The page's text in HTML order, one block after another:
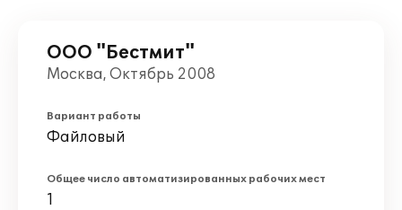
ООО "Бестмит"
Москва, Октябрь 2008
Вариант работы
Файловый
Общее число автоматизированных рабочих мест
1